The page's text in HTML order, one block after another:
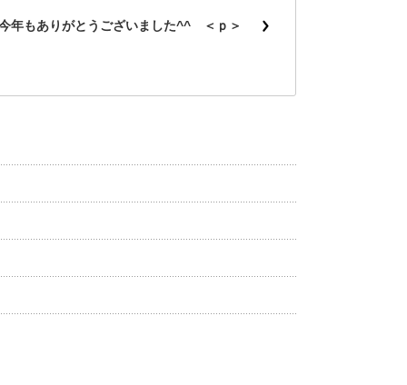
年もありがとうございました^^ ＜ｐ＞